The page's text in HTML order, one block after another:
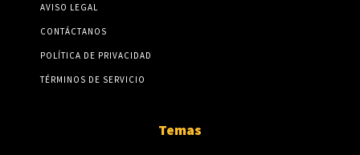
AVISO LEGAL
CONTÁCTANOS
POLÍTICA DE PRIVACIDAD
TÉRMINOS DE SERVICIO
Temas